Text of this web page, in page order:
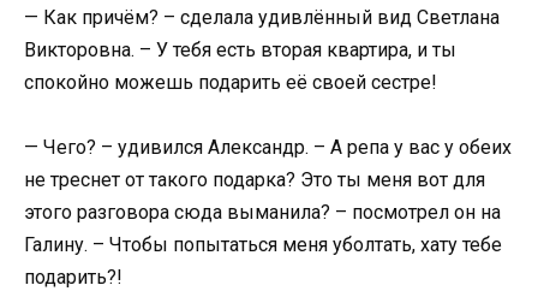
— Как причём? – сделала удивлённый вид Светлана
Викторовна. – У тебя есть вторая квартира, и ты
спокойно можешь подарить её своей сестре!
— Чего? – удивился Александр. – А репа у вас у обеих
не треснет от такого подарка? Это ты меня вот для
этого разговора сюда выманила? – посмотрел он на
Галину. – Чтобы попытаться меня уболтать, хату тебе
подарить?!